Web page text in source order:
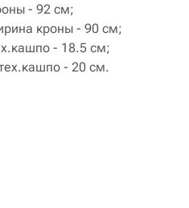
- 92 см;
кроны - 90 см;
- 18.5 см;
- 20 см.